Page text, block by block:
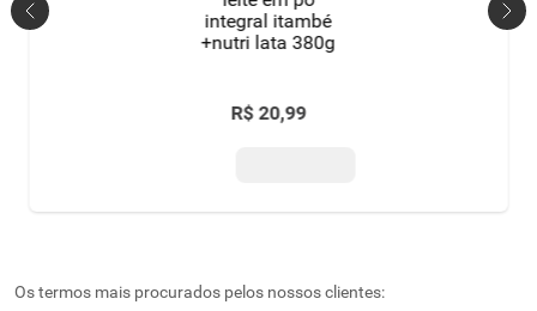
integral itambé
+nutri lata 380g
R$ 20,99
Os termos mais procurados pelos nossos clientes: